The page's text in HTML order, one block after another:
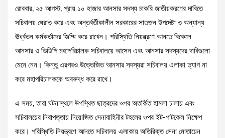
রোববার, ২৫ আগস্ট, প্রায় ১০ হাজার আনসার সদস্য চাকরি জাতীয়করণের দাবিতে
সচিবালয় ঘেরাও করে এবং অন্তর্বর্তীকালীন সরকারের সাতজন উপদেষ্টা ও অন্যান্য
ঊর্ধ্বতন কর্মকর্তাদের জিম্মি করে রাখেন। পরিস্থিতি নিয়ন্ত্রণে আনতে বিকেলে
আনসার ও ভিডিপি মহাপরিচালক সচিবালয়ে আসেন এবং আনসার সদস্যদের দাবিগুলো
মেনে নেন। কিন্তু এরপরও উত্তেজিত আনসার সদস্যরা সচিবালয় এলাকা ত্যাগ না
করে মহাপরিচালককে অবরুদ্ধ করে রাখে।
এ সময়, তারা ঘটনাস্থলে উপস্থিত ছাত্রদের ওপর অতর্কিত হামলা চালায় এবং
সচিবালয়ের নিরাপত্তায় নিয়োজিত সেনাবাহিনীর টহলের ওপর ইট-পাটকেল নিক্ষেপ
করে। পরিস্থিতি নিয়ন্ত্রণে আনতে সচিবালয় এলাকায় অতিরিক্ত সেনা মোতায়েন